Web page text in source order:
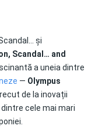
și
Scandal… and
a uneia dintre
— Olympus
de la inovații
cele mai mari